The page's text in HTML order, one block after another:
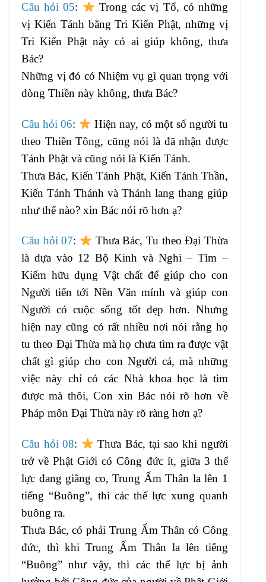
Câu hỏi 05:
Trong các vị Tổ, có những
vị Kiến Tánh bằng Tri Kiến Phật, những vị
Tri Kiến Phật này có ai giúp không, thưa
Bác?
Những vị đó có Nhiệm vụ gì quan trọng với
dòng Thiền này không, thưa Bác?
Câu hỏi 06:
Hiện nay, có một số người tu
theo Thiền Tông, cũng nói là đã nhận được
Tánh Phật và cũng nói là Kiến Tánh.
Thưa Bác, Kiến Tánh Phật, Kiến Tánh Thần,
Kiến Tánh Thánh và Thánh lang thang giúp
như thế nào? xin Bác nói rõ hơn ạ?
Câu hỏi 07:
Thưa Bác, Tu theo Đại Thừa
là dựa vào 12 Bộ Kinh và Nghi – Tìm –
Kiếm hữu dụng Vật chất để giúp cho con
Người tiến tới Nền Văn mính và giúp con
Người có cuộc sống tốt đẹp hơn. Nhưng
hiện nay cũng có rất nhiều nơi nói rằng họ
tu theo Đại Thừa mà họ chưa tìm ra được vật
chất gì giúp cho con Người cả, mà những
việc này chỉ có các Nhà khoa học là tìm
được mà thôi, Con xin Bác nói rõ hơn về
Pháp môn Đại Thừa này rõ ràng hơn ạ?
Câu hỏi 08:
Thưa Bác, tại sao khi người
trở về Phật Giới có Công đức ít, giữa 3 thế
lực đang giằng co, Trung Ấm Thân la lên 1
tiếng “Buông”, thì các thế lực xung quanh
buông ra.
Thưa Bác, có phải Trung Ấm Thân có Công
đức, thì khi Trung Ấm Thân la lên tiếng
“Buông” như vậy, thì các thế lực bị ảnh